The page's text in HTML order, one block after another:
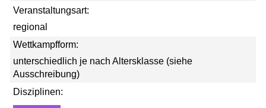
Veranstaltungsart:
regional
Wettkampfform:
unterschiedlich je nach Altersklasse (siehe
Ausschreibung)
Disziplinen: